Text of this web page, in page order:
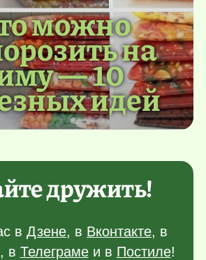
можно
на
— 10
идей
дружить!
в Дзене, в Вконтакте, в
, в Телеграмеи в Постиле!